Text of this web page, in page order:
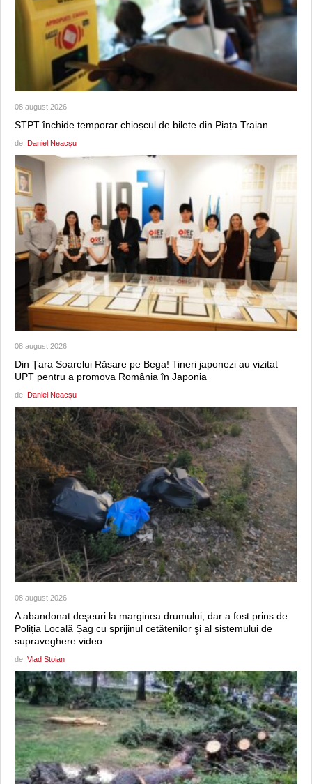
08 august 2026
STPT închide temporar chioșcul de bilete din Piața Traian
de: Daniel Neacșu
08 august 2026
Din Țara Soarelui Răsare pe Bega! Tineri japonezi au vizitat
UPT pentru a promova România în Japonia
de: Daniel Neacșu
08 august 2026
A abandonat deşeuri la marginea drumului, dar a fost prins de
Poliția Locală Șag cu sprijinul cetățenilor şi al sistemului de
supraveghere video
de: Vlad Stoian